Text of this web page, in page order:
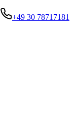
+49 30 78717181